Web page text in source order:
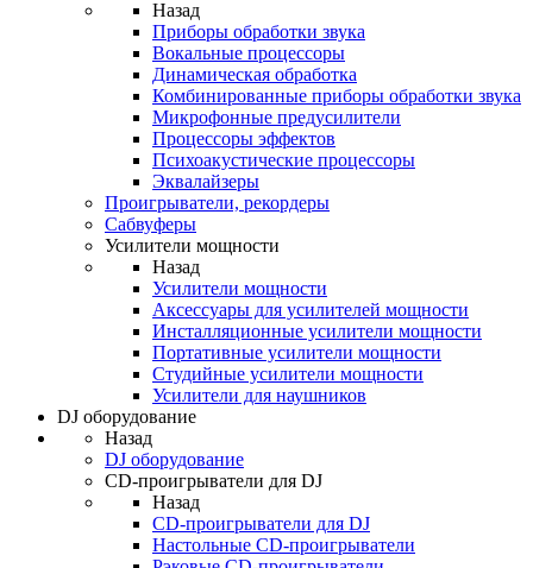
Назад
Приборы обработки звука
Вокальные процессоры
Динамическая обработка
Комбинированные приборы обработки звука
Микрофонные предусилители
Процессоры эффектов
Психоакустические процессоры
Эквалайзеры
Проигрыватели, рекордеры
Сабвуферы
Усилители мощности
Назад
Усилители мощности
Аксессуары для усилителей мощности
Инсталляционные усилители мощности
Портативные усилители мощности
Студийные усилители мощности
Усилители для наушников
DJ оборудование
Назад
DJ оборудование
CD-проигрыватели для DJ
Назад
CD-проигрыватели для DJ
Настольные CD-проигрыватели